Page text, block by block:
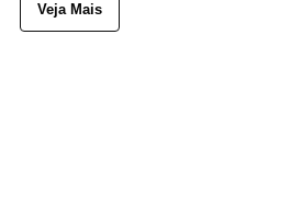
Veja Mais